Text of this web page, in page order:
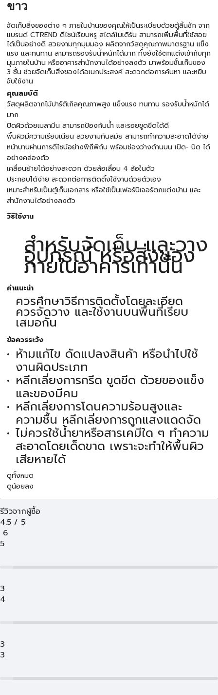
ขาว
จัดเก็บสิ่งของต่าง ๆ ภายในบ้านของคุณให้เป็นระเบียบด้วยตู้ลิ้นชัก จาก
แบรนด์ CTREND ดีไซน์เรียบหรู สไตล์โมเดิร์น สามารถเพิ่มพื้นที่ใช้สอย
ได้เป็นอย่างดี สวยงามทุกมุมมอง ผลิตจากวัสดุคุณภาพมาตรฐาน แข็ง
แรง และทนทาน สามารถรองรับน้ำหนักได้มาก ทั้งยังใช้ตกแต่งเข้ากับทุก
มุมภายในบ้าน หรืออาคารสำนักงานได้อย่างลงตัว มาพร้อมชั้นเก็บของ
3 ชั้น ช่วยจัดเก็บสิ่งของได้อเนกประสงค์ สะดวกต่อการค้นหา และหยิบ
จับใช้งาน
คุณสมบัติ
วัสดุผลิตจากไม้ปาร์ติเกิลคุณภาพสูง แข็งแรง ทนทาน รองรับน้ำหนักได้
มาก
ปิดผิวด้วยเมลามีน สามารถป้องกันน้ำ และรอยขูดขีดได้ดี
พื้นผิวมีความเรียบเนียน สวยงามทันสมัย สามารถทำความสะอาดได้ง่าย
หน้าบานผ่านการดีไซน์อย่างพิถีพิถัน พร้อมช่องว่างด้านบน เปิด- ปิด ได้
อย่างคล่องตัว
เคลื่อนย้ายได้อย่างสะดวก ด้วยล้อเลื่อน 4 ล้อในตัว
ประกอบได้ง่าย สะดวกต่อการติดตั้งใช้งานด้วยตัวเอง
เหมาะสำหรับเป็นตู้เก็บเอกสาร หรือใช้เป็นเฟอร์นิเจอร์ตกแต่งบ้าน และ
สำนักงานได้อย่างลงตัว
วิธีใช้งาน
สำหรับจัดเก็บ และวาง
อุปกรณ์ หรือสิ่งของ
ภายในอาคารเท่านั้น
คำแนะนำ
ควรศึกษาวิธีการติดตั้งโดยละเอียด
ควรจัดวาง และใช้งานบนพื้นที่เรียบ
เสมอกัน
ข้อควรระวัง
ห้ามแก้ไข ดัดแปลงสินค้า หรือนำไปใช้
งานผิดประเภท
หลีกเลี่ยงการกรีด ขูดขีด ด้วยของแข็ง
และของมีคม
หลีกเลี่ยงการโดนความร้อนสูงและ
ความชื้น หลีกเลี่ยงการถูกแสงแดดจัด
ไม่ควรใช้น้ำยาหรือสารเคมีใด ๆ ทำความ
สะอาดโดยเด็ดขาด เพราะจะทำให้พื้นผิว
เสียหายได้
ดูทั้งหมด
ดูน้อยลง
รีวิวจากผู้ซื้อ
4.5 / 5
6
5
3
4
3
3